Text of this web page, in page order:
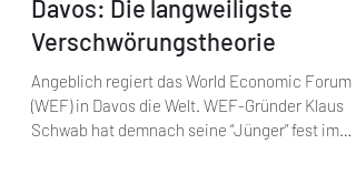
Weltwirtschaftsforum (WEF) in
Davos: Die langweiligste
Verschwörungstheorie